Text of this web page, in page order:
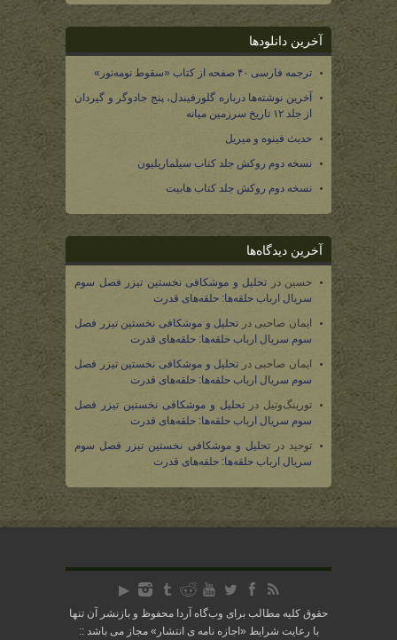
آخرین دانلودها
ترجمه فارسی ۴۰ صفحه از کتاب «سقوط نومه‌نور»
آخرین نوشته‌ها درباره گلورفیندل، پنج جادوگر و گیردان
از جلد ۱۲ تاریخ سرزمین میانه
حدیث فینوه و میریل
نسخه دوم روکش جلد کتاب سیلماریلیون
نسخه دوم روکش جلد کتاب هابیت
آخرین دیدگاه‌ها
حسین در تحلیل و موشکافی نخستین تیزر فصل سوم
سریال ارباب حلقه‌ها: حلقه‌های قدرت
ایمان صاحبی در تحلیل و موشکافی نخستین تیزر فصل
سوم سریال ارباب حلقه‌ها: حلقه‌های قدرت
ایمان صاحبی در تحلیل و موشکافی نخستین تیزر فصل
سوم سریال ارباب حلقه‌ها: حلقه‌های قدرت
تورینگ‌وتیل در تحلیل و موشکافی نخستین تیزر فصل
سوم سریال ارباب حلقه‌ها: حلقه‌های قدرت
توحید درتحلیل و موشکافی نخستین تیزر فصل سوم
سریال ارباب حلقه‌ها: حلقه‌های قدرت
حقوق کلیه مطالب برای وب‌گاه آردا محفوظ و بازنشر آن تنها
با رعایت شرایط « اجازه نامه ی انتشار » مجاز می باشد ::